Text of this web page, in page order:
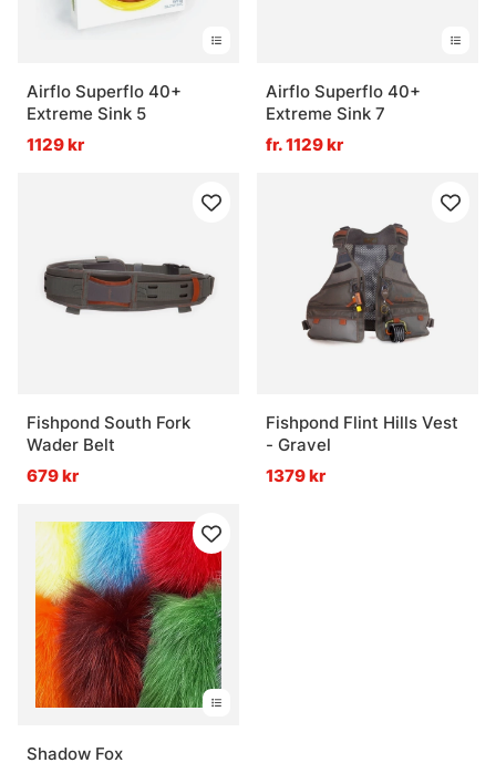
Airflo Superflo 40+
Extreme Sink 5
1129 kr
Airflo Superflo 40+
Extreme Sink 7
fr. 1129 kr
Fishpond South Fork
Wader Belt
679 kr
Fishpond Flint Hills Vest
- Gravel
1379 kr
Shadow Fox